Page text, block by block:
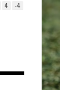
4
-4